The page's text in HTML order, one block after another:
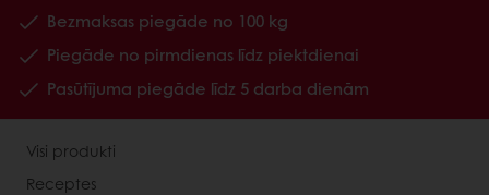
Bezmaksas piegāde no 100 kg
Piegāde no pirmdienas līdz piektdienai
Pasūtījuma piegāde līdz 5 darba dienām
Visi produkti
Receptes